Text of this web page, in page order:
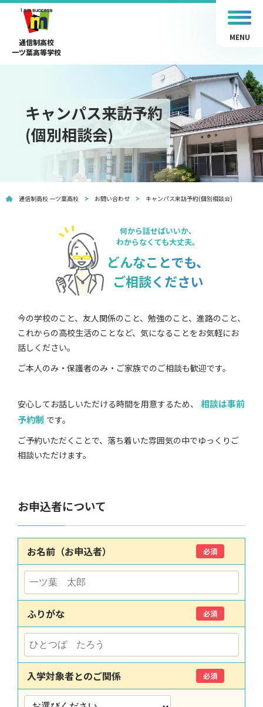
通信制高校
一ツ葉高等学校
MENU
キャンパス来訪予約
(個別相談会)
通信制高校 一ツ葉高校 お問い合わせ キャンパス来訪予約(個別相談会)
何から話せばいいか、
わからなくても大丈夫。
どんなことでも、
ご相談ください
今の学校のこと、友人関係のこと、勉強のこと、進路のこと、
これからの高校生活のことなど、気になることをお気軽にお
話しください。
ご本人のみ・保護者のみ・ご家族でのご相談も歓迎です。
安心してお話しいただける時間を用意するため、
相談は事前
予約制 です。
ご予約いただくことで、落ち着いた雰囲気の中でゆっくりご
相談いただけます。
お申込者について
お名前（お申込者） 必須
ふりがな 必須
入学対象者とのご関係 必須